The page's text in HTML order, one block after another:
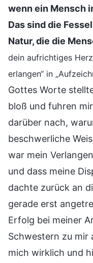
wenn ein Mensch
Das sind die
Natur, die die
dein aufrichtiges
erlangen“ in
Gottes Worte
bloß und fuhren
darüber nach,
beschwerliche
war mein
und dass meine
dachte zurück an
gerade erst
Erfolg bei meiner
Schwestern zu mir
mich wirklich und